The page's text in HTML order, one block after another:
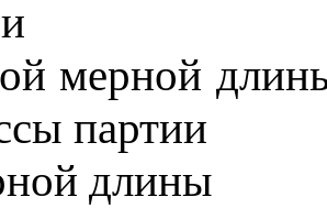
мерной
партии
длины